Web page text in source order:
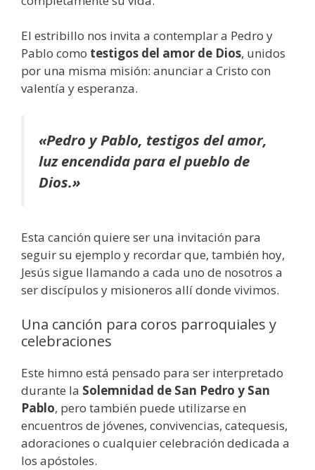
El estribillo nos invita a contemplar a Pedro y
Pablo como testigos del amor de Dios, unidos
por una misma misión: anunciar a Cristo con
valentía y esperanza.
«Pedro y Pablo, testigos del amor,
luz encendida para el pueblo de
Dios.»
Esta canción quiere ser una invitación para
seguir su ejemplo y recordar que, también hoy,
Jesús sigue llamando a cada uno de nosotros a
ser discípulos y misioneros allí donde vivimos.
Una canción para coros parroquiales y
celebraciones
Este himno está pensado para ser interpretado
durante la Solemnidad de San Pedro y San
Pablo, pero también puede utilizarse en
encuentros de jóvenes, convivencias, catequesis,
adoraciones o cualquier celebración dedicada a
los apóstoles.